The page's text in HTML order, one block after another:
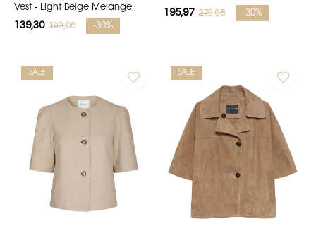
Vest - Light Beige Melange
139,30 199,00 -30%
195,97 279,95 -30%
SALE SALE